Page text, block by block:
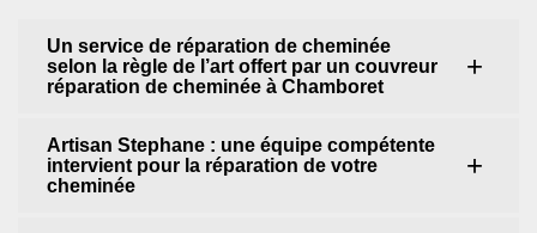
Un service de réparation de cheminée
selon la règle de l’art offert par un couvreur
réparation de cheminée à Chamboret
Artisan Stephane : une équipe compétente
intervient pour la réparation de votre
cheminée